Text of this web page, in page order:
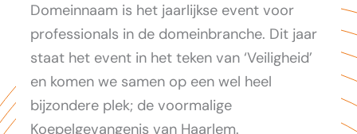
Domeinnaam is het jaarlijkse event voor
professionals in de domeinbranche. Dit jaar
staat het event in het teken van ‘Veiligheid’
en komen we samen op een wel heel
bijzondere plek; de voormalige
Koepelgevangenis van Haarlem.